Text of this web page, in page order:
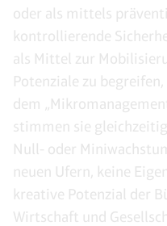
oder als mittels
kontrollierende
als Mittel zur
Potenziale zu
dem
stimmen sie
Null- oder
neuen Ufern, keine
kreative Potenzial der
Wirtschaft und